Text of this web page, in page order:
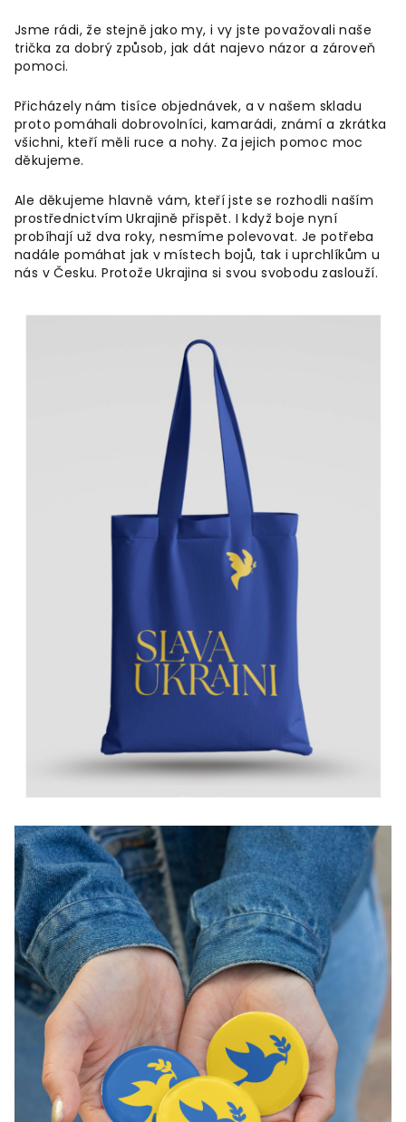
Jsme rádi, že stejně jako my, i vy jste považovali naše
trička za dobrý způsob, jak dát najevo názor a zároveň
pomoci.
Přicházely nám tisíce objednávek, a v našem skladu
proto pomáhali dobrovolníci, kamarádi, známí a zkrátka
všichni, kteří měli ruce a nohy. Za jejich pomoc moc
děkujeme.
Ale děkujeme hlavně vám, kteří jste se rozhodli naším
prostřednictvím Ukrajině přispět. I když boje nyní
probíhají už dva roky, nesmíme polevovat. Je potřeba
nadále pomáhat jak v místech bojů, tak i uprchlíkům u
nás v Česku. Protože Ukrajina si svou svobodu zaslouží.